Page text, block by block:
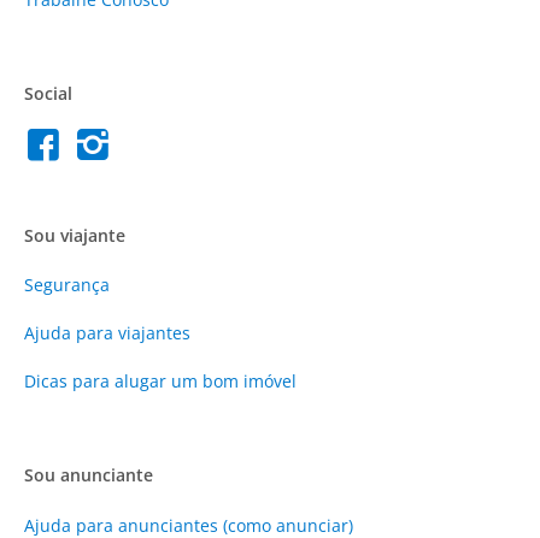
Social
Sou viajante
Segurança
Ajuda para viajantes
Dicas para alugar um bom imóvel
Sou anunciante
Ajuda para anunciantes (como anunciar)